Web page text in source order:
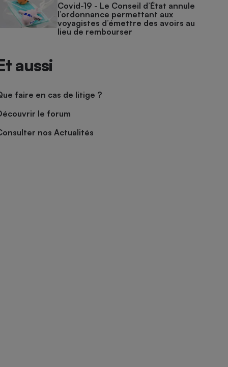
Covid-19 - Le Conseil d’État annule
l’ordonnance permettant aux
voyagistes d’émettre des avoirs au
lieu de rembourser
aussi
faire en cas de litige ?
le forum
nos Actualités